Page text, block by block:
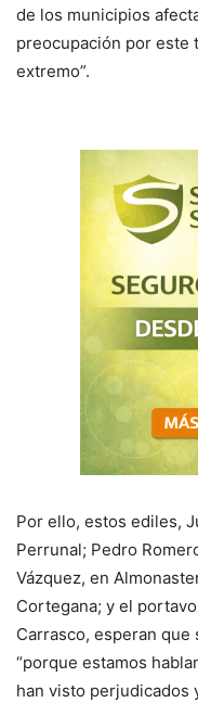
de los municipios
preocupación por este
extremo”.
Por ello, estos ediles,
Perrunal; Pedro
Vázquez, en
Cortegana; y el
Carrasco, esperan
“porque estamos
han visto perjudicados